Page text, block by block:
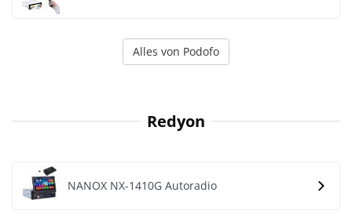
Alles von Podofo
Redyon
NANOX NX-1410G Autoradio